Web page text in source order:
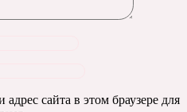
сайта в этом браузере для